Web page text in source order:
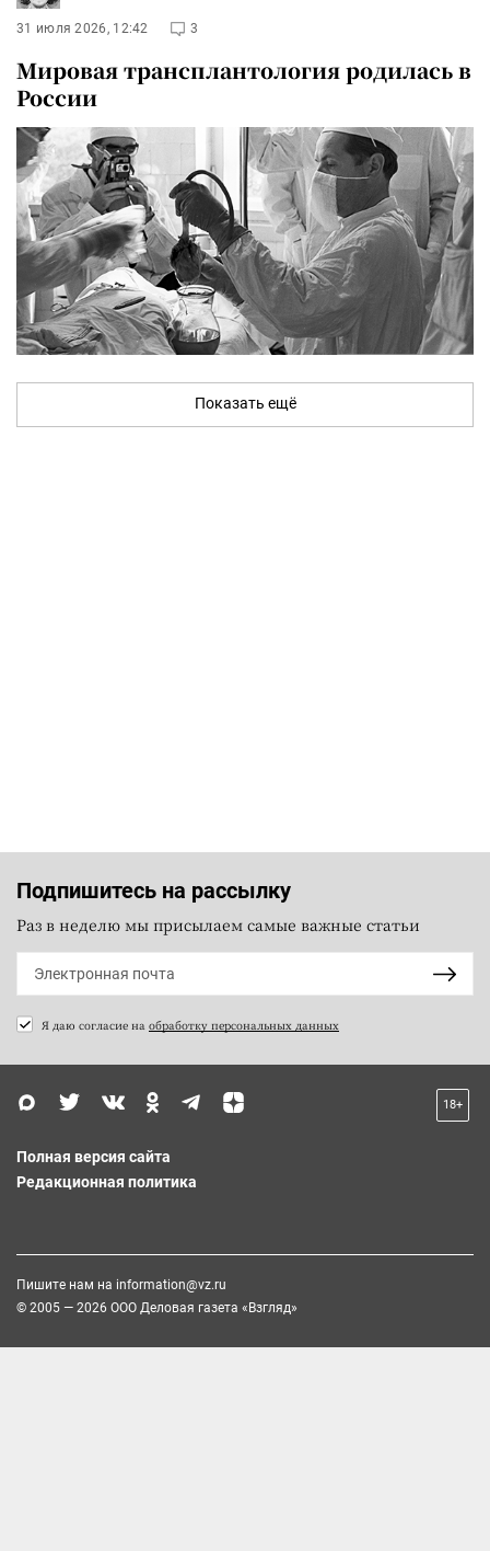
31 июля 2026, 12:42 3
Мировая трансплантология родилась в
России
Показать ещё
Подпишитесь на рассылку
Раз в неделю мы присылаем самые важные статьи
Я даю согласие на обработку персональных данных
18+
Полная версия сайта
Редакционная политика
Пишите нам на information@vz.ru
© 2005 — 2026 ООО Деловая газета «Взгляд»